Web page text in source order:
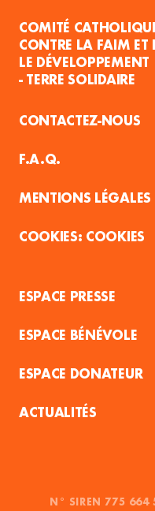
COMITÉ
CONTRE LA FAIM ET
LE DÉVELOPPEMENT
- TERRE SOLIDAIRE
CONTACTEZ-NOUS
F.A.Q.
MENTIONS LÉGALES
COOKIES
ESPACE PRESSE
ESPACE BÉNÉVOLE
ESPACE DONATEUR
ACTUALITÉS
N° SIREN 775